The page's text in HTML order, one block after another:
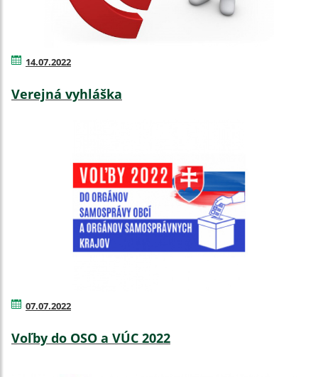
14.07.2022
Verejná vyhláška
07.07.2022
Voľby do OSO a VÚC 2022